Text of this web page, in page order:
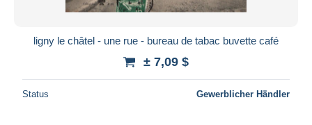
ligny le châtel - une rue - bureau de tabac buvette café
± 7,09 $
Status Gewerblicher Händler